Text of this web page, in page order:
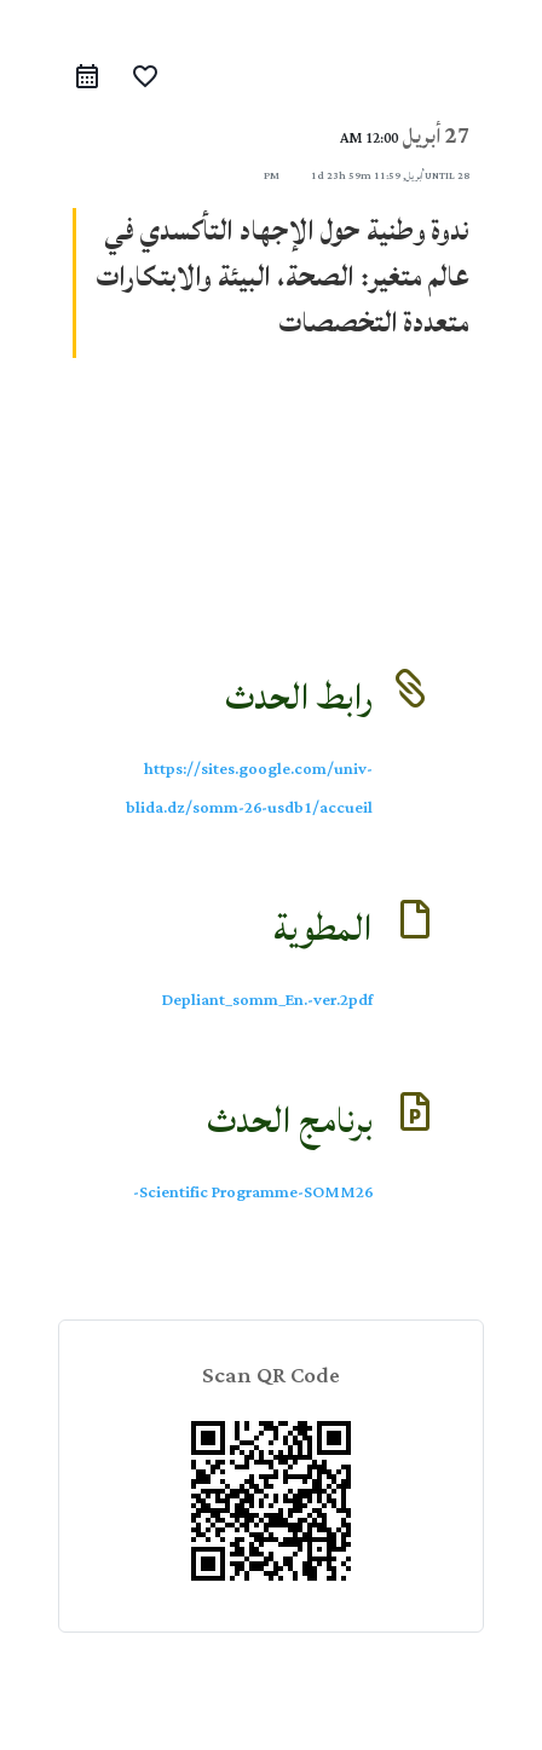
favorite_border
27 أبريل 12:00 AM
UNTIL28 أبريل, 11:59 PM 1d 23h 59m
ندوة وطنية حول الإجهاد التأكسدي في
عالم متغير: الصحة، البيئة والابتكارات
متعددة التخصصات
 رابط الحدث
https://sites.google.com/univ-
blida.dz/somm-26-usdb1/accueil
 المطوية
Depliant_somm_En.-ver.2pdf
 برنامج الحدث
Scientific Programme-SOMM26-
Scan QR Code